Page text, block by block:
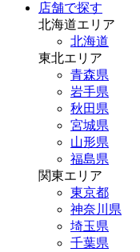
店舗で探す
北海道エリア
北海道
東北エリア
青森県
岩手県
秋田県
宮城県
山形県
福島県
関東エリア
東京都
神奈川県
埼玉県
千葉県